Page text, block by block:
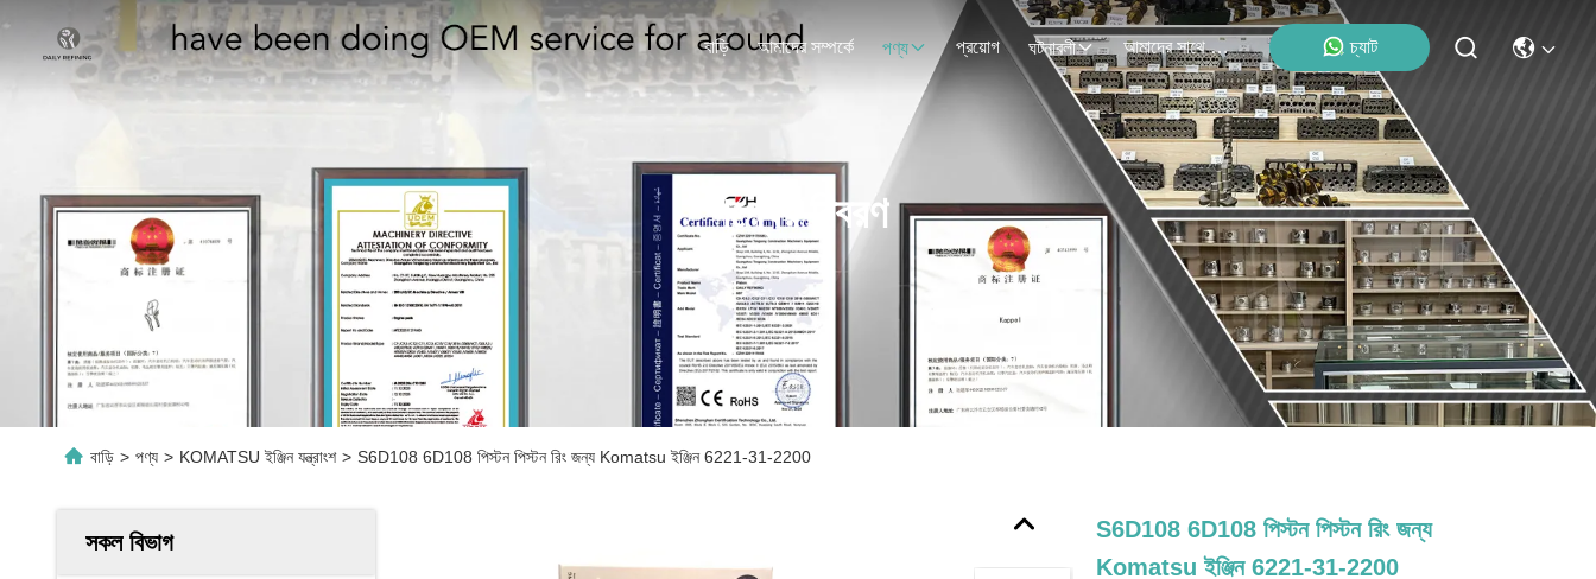
বাড়ি আমাদের সম্পর্কে পণ্য প্রয়োগ ঘটনাবলী আমাদের সাথে যোগাযোগ চ্যাট
পণ্যের বিবরণ
বাড়ি > পণ্য > KOMATSU ইঞ্জিন যন্ত্রাংশ > S6D108 6D108 পিস্টন পিস্টন রিং জন্য Komatsu ইঞ্জিন 6221-31-2200
সকল বিভাগ
S6D108 6D108 পিস্টন পিস্টন রিং জন্য
Komatsu ইঞ্জিন 6221-31-2200